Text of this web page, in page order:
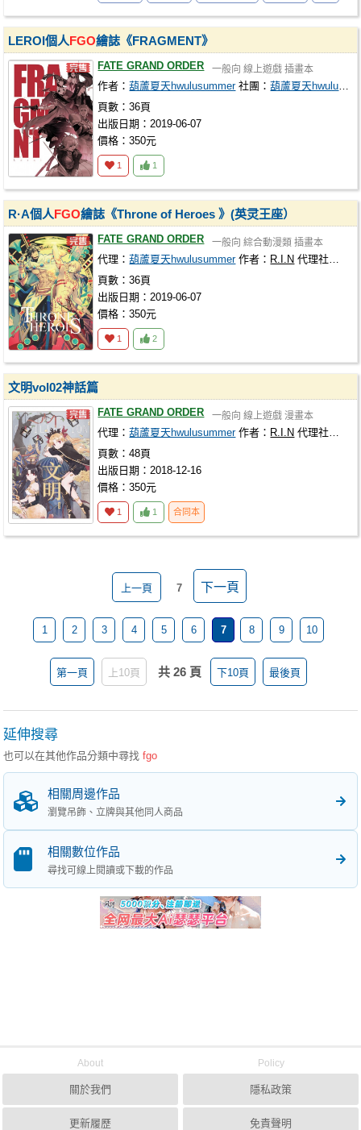
LEROI個人FGO繪誌《FRAGMENT》
FATE GRAND ORDER 一般向 線上遊戲 插畫本
作者：葫蘆夏天hwulusummer 社團：葫蘆夏天hwulusummer
頁數：36頁
出版日期：2019-06-07
價格：350元
1 1
R·A個人FGO繪誌《Throne of Heroes 》(英灵王座）
FATE GRAND ORDER 一般向 綜合動漫類 插畫本
代理：葫蘆夏天hwulusummer作者： R.I.N 代理社團：
頁數：36頁
出版日期：2019-06-07
價格：350元
1 2
文明vol02神話篇
FATE GRAND ORDER 一般向 線上遊戲 漫畫本
代理：葫蘆夏天hwulusummer作者： R.I.N 代理社團：
頁數：48頁
出版日期：2018-12-16
價格：350元
1 1 合同本
上一頁 7 下一頁
1 2 3 4 5 6 7 8 9 10
第一頁 上10頁 共 26 頁 下10頁 最後頁
延伸搜尋
也可以在其他作品分類中尋找fgo
相關周邊作品
瀏覽吊飾、立牌與其他同人商品
相關數位作品
尋找可線上閱讀或下載的作品
About
關於我們
更新履歷
Policy
隱私政策
免責聲明